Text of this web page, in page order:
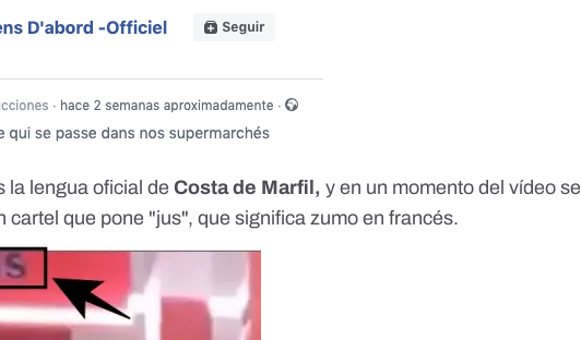
la lengua oficial de Costa de Marfil, y en un momento del vídeo se
cartel que pone "jus", que significa zumo en francés.